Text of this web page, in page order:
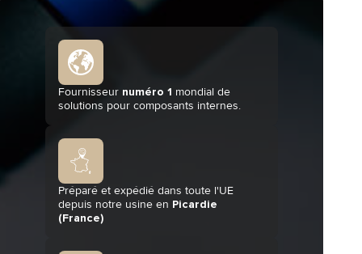
Fournisseur numéro 1 mondial de
solutions pour composants internes.
Préparé et expédié dans toute l'UE
depuis notre usine en Picardie
(France)